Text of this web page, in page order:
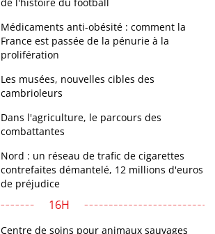
Médicaments anti-obésité : comment la
France est passée de la pénurie à la
prolifération
Les musées, nouvelles cibles des
cambrioleurs
Dans l'agriculture, le parcours des
combattantes
Nord : un réseau de trafic de cigarettes
contrefaites démantelé, 12 millions d'euros
de préjudice
16H
Centre de soins pour animaux sauvages